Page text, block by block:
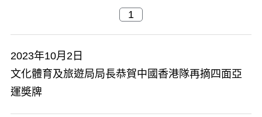
2023年10月2日
文化體育及旅遊局局長恭賀中國香港隊再摘四面亞
運奬牌